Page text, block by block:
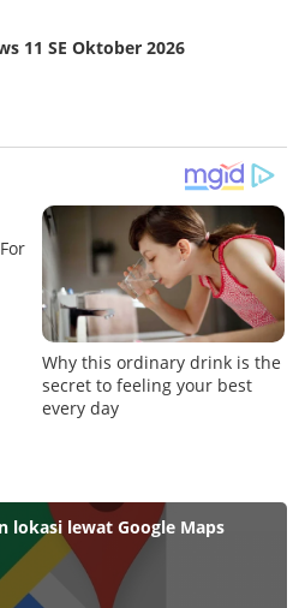
11 SE Oktober 2026
lokasi lewat Google Maps